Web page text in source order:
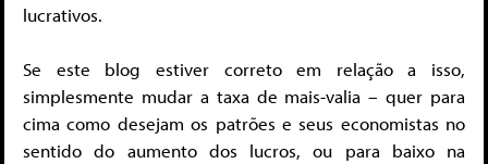
lucrativos.
Se este blog estiver correto em relação a isso,
simplesmente mudar a taxa de mais-valia – quer para
cima como desejam os patrões e seus economistas no
sentido do aumento dos lucros, ou para baixo na